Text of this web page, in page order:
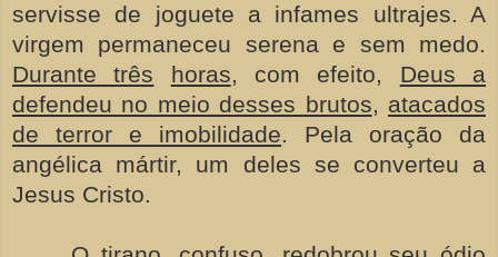
servisse de joguete a infames ultrajes. A
virgem permaneceu serena e sem medo.
Durante três
horas, com efeito, Deus a
defendeu no meio desses brutos, atacados
de terror e imobilidade. Pela oração da
angélica mártir, um deles se converteu a
Jesus Cristo.